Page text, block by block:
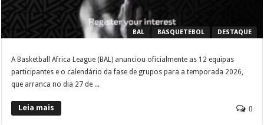
BAL BASQUETEBOL DESTAQUE
A Basketball Africa League (BAL) anunciou oficialmente as 12 equipas
participantes e o calendário da fase de grupos para a temporada 2026,
que arranca no dia 27 de ...
Leia mais 0